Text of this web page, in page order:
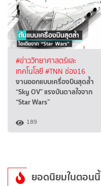
#ข่าววิทยาศาสตร์และ
เทคโนโลยี#TNN ช่อง16
งานออกแบบเครื่องบินสุดล้ำ
“Sky OV” แรงบันดาลใจจาก
“Star Wars”
189
ยอดนิยมในตอนนี้